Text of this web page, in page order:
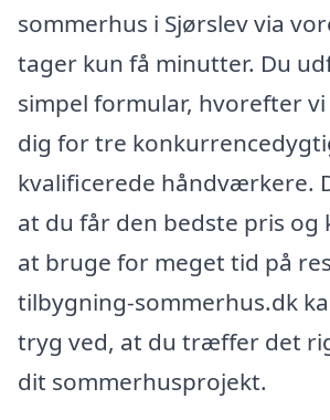
sommerhus i Sjørslev via
tager kun få minutter. Du
simpel formular, hvorefter
dig for tre
kvalificerede håndværkere.
at du får den bedste pris og
at bruge for meget tid på
tilbygning-sommerhus.dk
tryg ved, at du træffer det
dit sommerhusprojekt.